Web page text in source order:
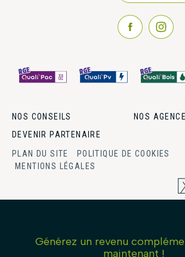
NOS CONSEILS
NOS
DEVENIR PARTENAIRE
PLAN DU SITE
POLITIQUE DE COOKIES
MENTIONS LÉGALES
Générez un revenu
maintenant !